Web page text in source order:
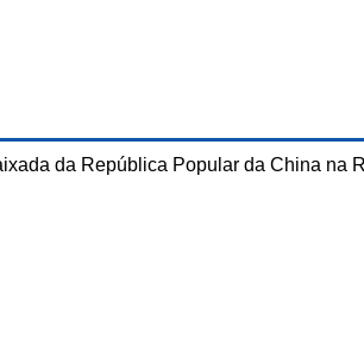
da República Popular da China na